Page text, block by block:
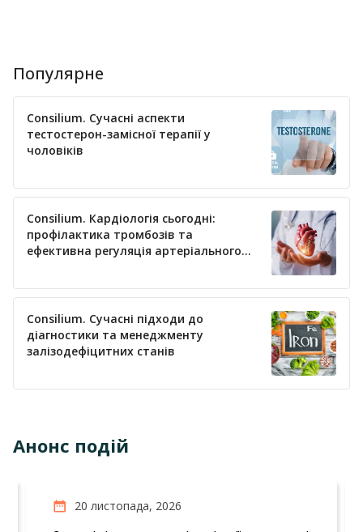
Популярне
Consilium. Сучасні аспекти
тестостерон-замісної терапії у
чоловіків
Consilium. Кардіологія сьогодні:
профілактика тромбозів та
ефективна регуляція артеріального
Consilium. Сучасні підходи до
діагностики та менеджменту
залізодефіцитних станів
Анонс подій
20 листопада, 2026